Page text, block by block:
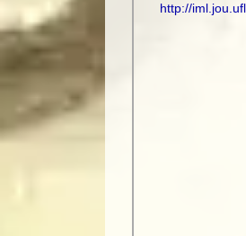
http://